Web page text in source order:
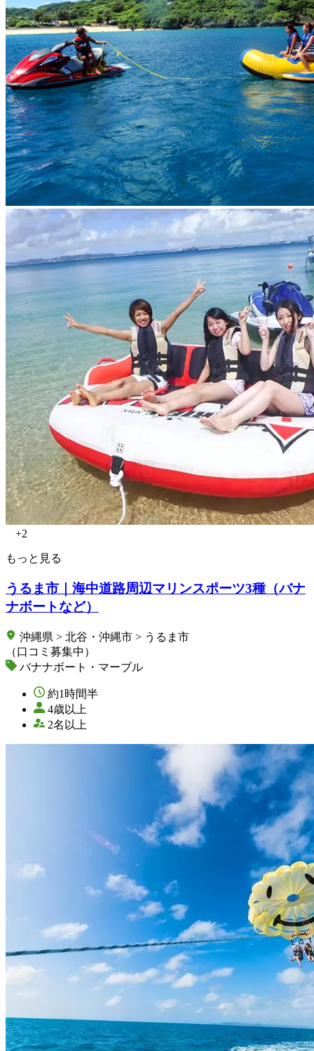
+2
もっと見る
うるま市｜海中道路周辺マリンスポーツ3種（バナ
ナボートなど）
沖縄県 > 北谷・沖縄市 > うるま市
（口コミ募集中）
バナナボート・マーブル
約1時間半
4歳以上
2名以上